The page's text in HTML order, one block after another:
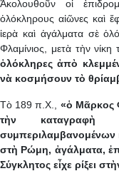
Ἀκολουθοῦν οἱ
ὁλόκληρους αἰῶνες καὶ
ἱερὰ καὶ ἀγάλματα σὲ
Φλαμίνιος, μετὰ τὴν
ὁλόκληρες ἀπὸ
νὰ κοσμήσουν τὸ
Τὸ 189 π.Χ., «ὁ Μᾶρκος
τὴν καταγραφὴ
συμπεριλαμβανομένων
στὴ Ρώμη, ἀγάλματα,
Σύγκλητος εἶχε ρίξει